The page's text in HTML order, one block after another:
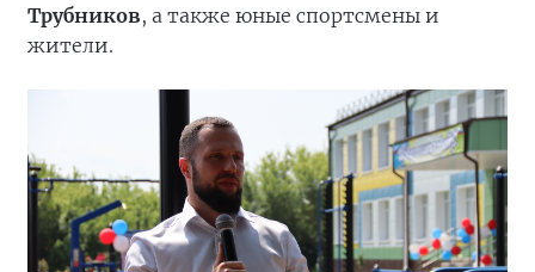
Трубников, а также юные спортсмены и
жители.